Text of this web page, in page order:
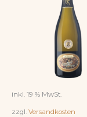
inkl. 19 % MwSt.
zzgl. Versandkosten